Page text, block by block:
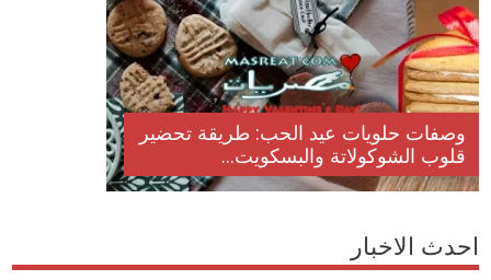
وصفات حلويات عيد الحب: طريقة تحضير
قلوب الشوكولاتة والبسكويت...
احدث الاخبار